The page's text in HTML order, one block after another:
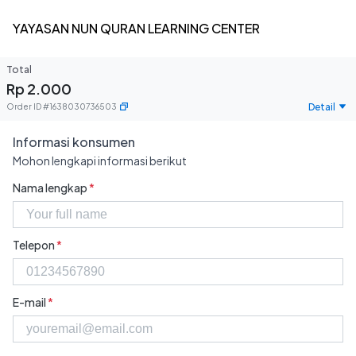
YAYASAN NUN QURAN LEARNING CENTER
Total
Rp 2.000
Order ID#1638030736503 Detail
Informasi konsumen
Mohon lengkapi informasi berikut
Nama lengkap*
Telepon*
E-mail*